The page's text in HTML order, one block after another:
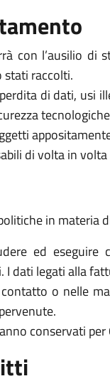
con l’ausilio di
stati raccolti.
di dati, usi
di volta in
in materia
ed eseguire
dati legati alla
o nelle
conservati per